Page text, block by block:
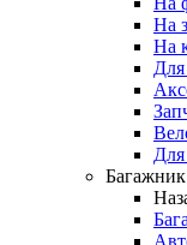
На
На